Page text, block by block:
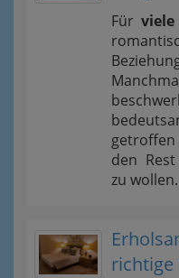
Für
den
zu wollen.
richtige